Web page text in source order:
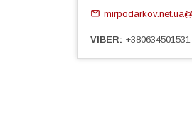
VIBER +380634501531